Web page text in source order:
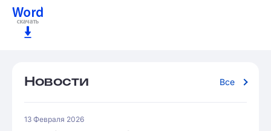
Новости Все
13 Февраля 2026